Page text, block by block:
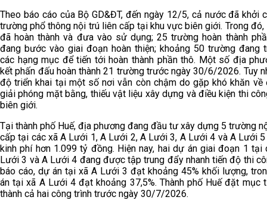
Theo báo cáo của Bộ GD&ĐT, đến ngày 12/5, cả nước đã khởi
trường phổ thông nội trú liên cấp tại khu vực biên giới. Trong
đã hoàn thành và đưa vào sử dụng; 25 trường hoàn thành
đang bước vào giai đoạn hoàn thiện; khoảng 50 trường đang
các hạng mục để tiến tới hoàn thành phần thô. Một số địa
kết phấn đấu hoàn thành 21 trường trước ngày 30/6/2026. Tuy
độ triển khai tại một số nơi vẫn còn chậm do gặp khó khăn về
giải phóng mặt bằng, thiếu vật liệu xây dựng và điều kiện thi
biên giới.
Tại thành phố Huế, địa phương đang đầu tư xây dựng 5 trường
cấp tại các xã A Lưới 1, A Lưới 2, A Lưới 3, A Lưới 4 và A Lưới
kinh phí hơn 1.099 tỷ đồng. Hiện nay, hai dự án giai đoạn 1 tại
Lưới 3 và A Lưới 4 đang được tập trung đẩy nhanh tiến độ thi
báo cáo, dự án tại xã A Lưới 3 đạt khoảng 45% khối lượng,
án tại xã A Lưới 4 đạt khoảng 37,5%. Thành phố Huế đặt mục
thành cả hai công trình trước ngày 30/7/2026.